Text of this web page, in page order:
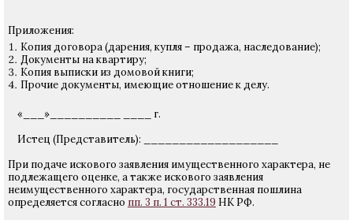
Приложения:
Копия договора (дарения, купля – продажа, наследование);
Документы на квартиру;
Копия выписки из домовой книги;
Прочие документы, имеющие отношение к делу.
«___»__________ ____ г.
Истец (Представитель): ___________________
При подаче искового заявления имущественного характера, не
подлежащего оценке, а также искового заявления
неимущественного характера, государственная пошлина
определяется согласно пп. 3 п. 1 ст. 333.19 НК РФ.